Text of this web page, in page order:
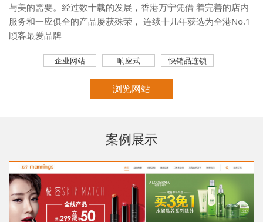
与美的需要。经过数十载的发展，香港万宁凭借 着完善的店内
服务和一应俱全的产品屡获殊荣， 连续十几年获选为全港No.1
顾客最爱品牌
企业网站 响应式 快销品连锁
浏览网站
案例展示